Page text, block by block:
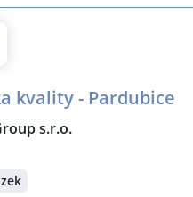
kvality - Pardubice
s.r.o.